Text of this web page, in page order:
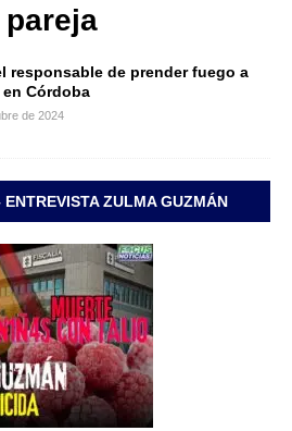
responsable de prender fuego a
Córdoba
de 2024
ZULMA GUZMÁN